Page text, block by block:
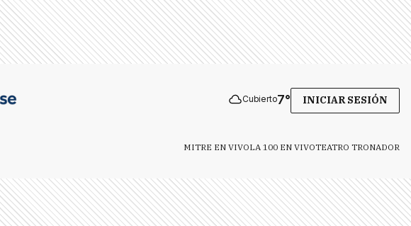
Cubierto7° INICIAR SESIÓN
MITRE EN VIVOLA 100 EN VIVOTEATRO TRONADOR